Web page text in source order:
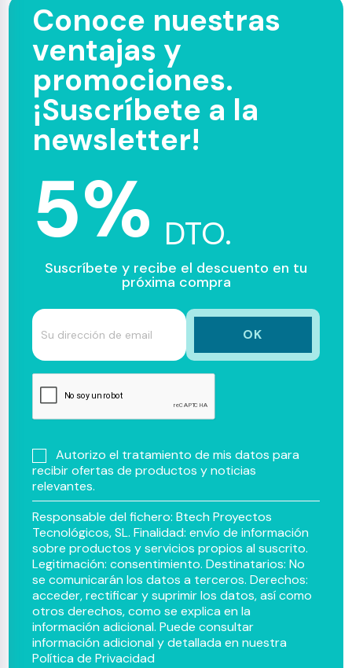
Conoce nuestras
ventajas y
promociones.
¡Suscríbete a la
newsletter!
5% DTO.
Suscríbete y recibe el descuento en tu
próxima compra
Autorizo el tratamiento de mis datos para
recibir ofertas de productos y noticias
relevantes.
Responsable del fichero: Btech Proyectos
Tecnológicos, SL. Finalidad: envío de información
sobre productos y servicios propios al suscrito.
Legitimación: consentimiento. Destinatarios: No
se comunicarán los datos a terceros. Derechos:
acceder, rectificar y suprimir los datos, así como
otros derechos, como se explica en la
información adicional. Puede consultar
información adicional y detallada en nuestra
Política de Privacidad